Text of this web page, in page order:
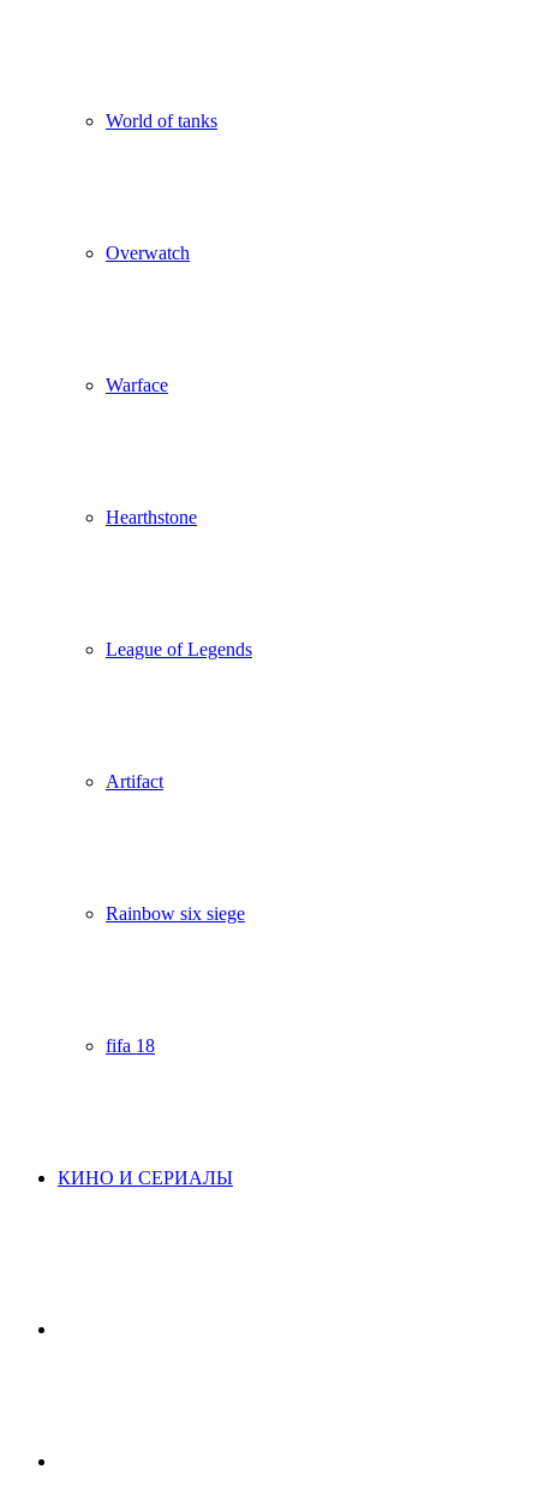
World of tanks
Overwatch
Warface
Hearthstone
League of Legends
Artifact
Rainbow six siege
fifa 18
КИНО И СЕРИАЛЫ